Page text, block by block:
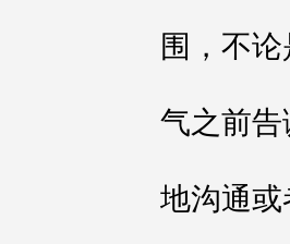
围，不
气之前
地沟通